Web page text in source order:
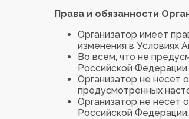
Права и обязанности
Организатор имеет
изменения в Условиях
Во всем, что не
Российской Федерации.
Организатор не несет
предусмотренных
Организатор не несет
Российской Федерации.